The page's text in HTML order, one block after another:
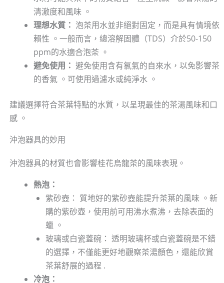
清澈度和風味 。
理想水質： 泡茶用水並非絕對固定，而是具有情境依
賴性 。一般而言，總溶解固體（TDS）介於50-150
ppm的水適合泡茶 。
避免使用： 避免使用含有氯氣的自來水，以免影響茶
的香氣 。可使用過濾水或純淨水 。
建議選擇符合茶葉特點的水質，以呈現最佳的茶湯風味和口
感 。
沖泡器具的妙用
沖泡器具的材質也會影響桂花烏龍茶的風味表現。
熱泡：
紫砂壺： 質地好的紫砂壺能提升茶葉的風味 。新
購的紫砂壺，使用前可用沸水煮沸，去除表面的
蠟 。
玻璃或白瓷蓋碗： 透明玻璃杯或白瓷蓋碗是不錯
的選擇，不僅能更好地觀察茶湯顏色，還能欣賞
茶葉舒展的過程 .
冷泡：